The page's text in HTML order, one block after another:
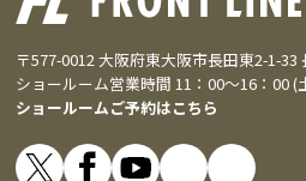
〒577-0012 大阪府東大阪市長田東2-1-33
ショールーム営業時間 11：00～16：00 (
ショールームご予約はこちら